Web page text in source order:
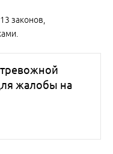
законов,
жалобы на